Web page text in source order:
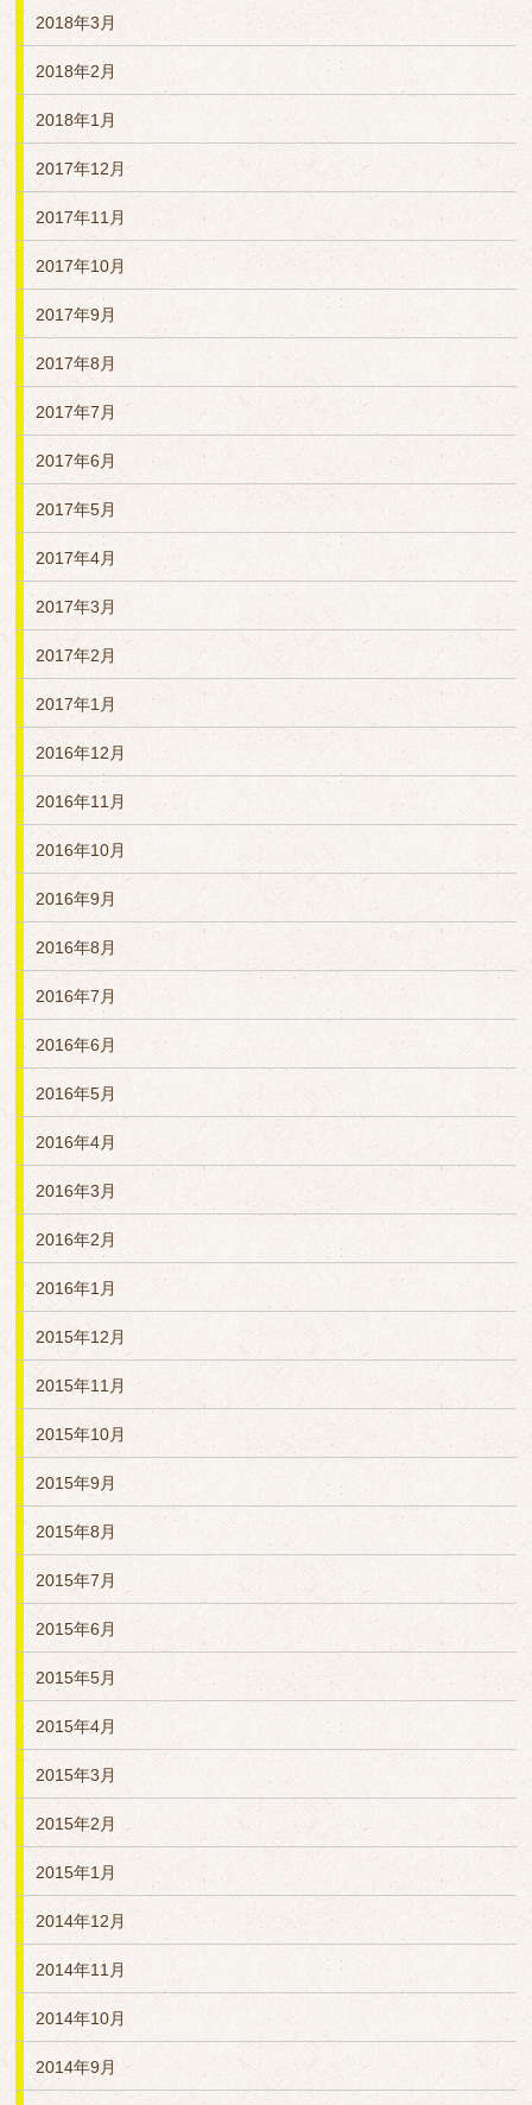
2018年3月
2018年2月
2018年1月
2017年12月
2017年11月
2017年10月
2017年9月
2017年8月
2017年7月
2017年6月
2017年5月
2017年4月
2017年3月
2017年2月
2017年1月
2016年12月
2016年11月
2016年10月
2016年9月
2016年8月
2016年7月
2016年6月
2016年5月
2016年4月
2016年3月
2016年2月
2016年1月
2015年12月
2015年11月
2015年10月
2015年9月
2015年8月
2015年7月
2015年6月
2015年5月
2015年4月
2015年3月
2015年2月
2015年1月
2014年12月
2014年11月
2014年10月
2014年9月